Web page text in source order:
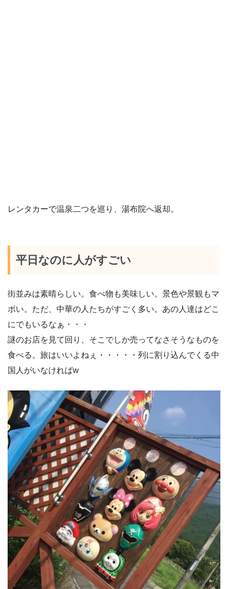
レンタカーで温泉二つを巡り、湯布院へ返却。
平日なのに人がすごい
街並みは素晴らしい。食べ物も美味しい。景色や景観もマ
ボい。ただ、中華の人たちがすごく多い。あの人達はどこ
にでもいるなぁ・・・
謎のお店を見て回り、そこでしか売ってなさそうなものを
食べる。旅はいいよねぇ・・・・・列に割り込んでくる中
国人がいなければw